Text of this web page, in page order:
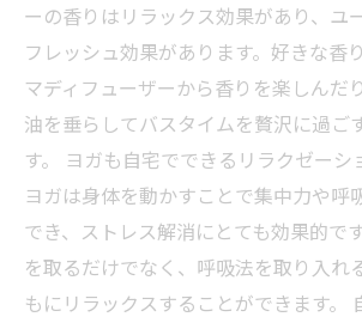
ーの香りはリラックス効果があり、ユ
フレッシュ効果があります。好きな香
マディフューザーから香りを楽しんだ
油を垂らしてバスタイムを贅沢に過ご
す。 ヨガも自宅でできるリラクゼーシ
ヨガは身体を動かすことで集中力や呼
でき、ストレス解消にとても効果的で
を取るだけでなく、呼吸法を取り入れ
もにリラックスすることができます。